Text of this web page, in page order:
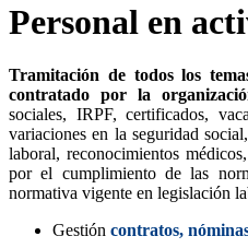
Personal en
Tramitación de todos los
contratado por la
sociales, IRPF, certificados,
variaciones en la seguridad
laboral, reconocimientos
por el cumplimiento de las
normativa vigente en legislación
Gestión contratos,